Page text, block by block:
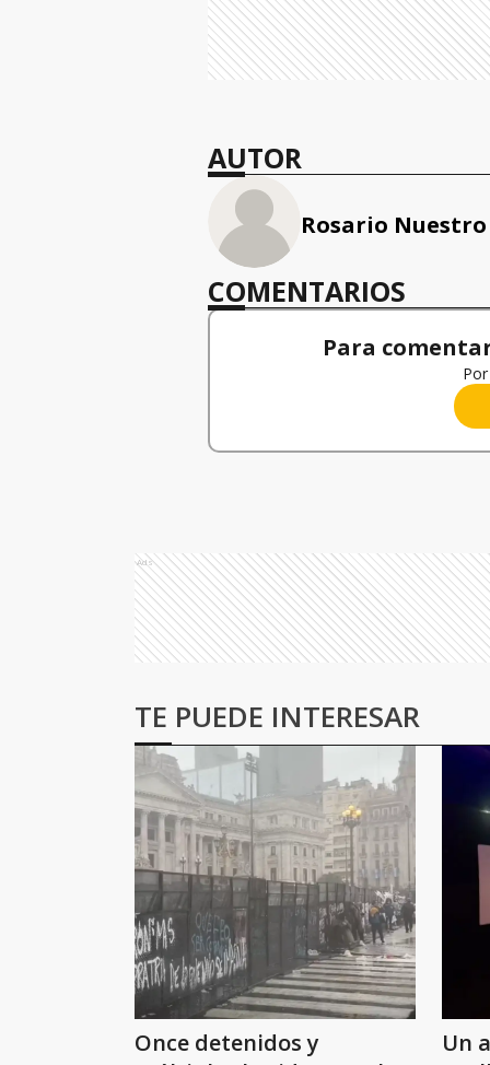
AUTOR
Rosario Nuestro
COMENTARIOS
Para
Ads
TE PUEDE INTERESAR
Once detenidos y
Un